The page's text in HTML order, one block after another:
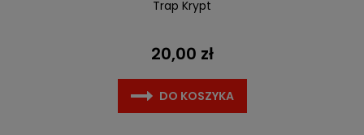
Trap Krypt
20,00 zł
DO KOSZYKA